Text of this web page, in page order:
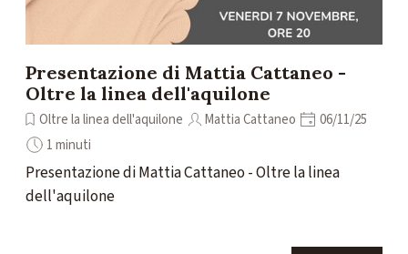
Presentazione di Mattia Cattaneo -
Oltre la linea dell'aquilone
Oltre la linea dell'aquilone Mattia Cattaneo
06/11/25
1 minuti
Presentazione di Mattia Cattaneo - Oltre la linea
dell'aquilone